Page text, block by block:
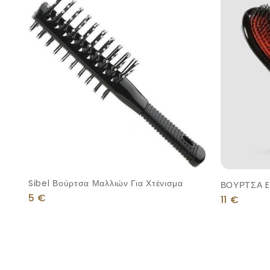
Sibel Βούρτσα Μαλλιών Για Χτένισμα
5 €
ΒΟΥΡΤΣΑ EXTE
ΜΑΛΑΚΗ
11 €